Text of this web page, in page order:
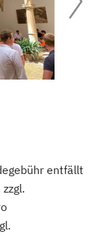
entfällt